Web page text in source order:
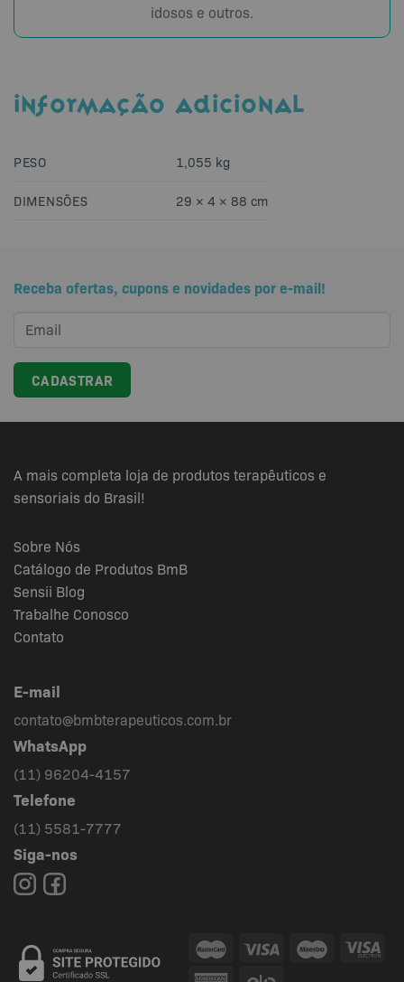
idosos e outros.
INFORMAÇÃO ADICIONAL
PESO 1,055 kg
DIMENSÕES 29 × 4 × 88 cm
Receba ofertas, cupons e novidades por e-mail!
A mais completa loja de produtos terapêuticos e
sensoriais do Brasil!
Sobre Nós
Catálogo de Produtos BmB
Sensii Blog
Trabalhe Conosco
Contato
E-mail
contato@bmbterapeuticos.com.br
WhatsApp
(11) 96204-4157
Telefone
(11) 5581-7777
Siga-nos